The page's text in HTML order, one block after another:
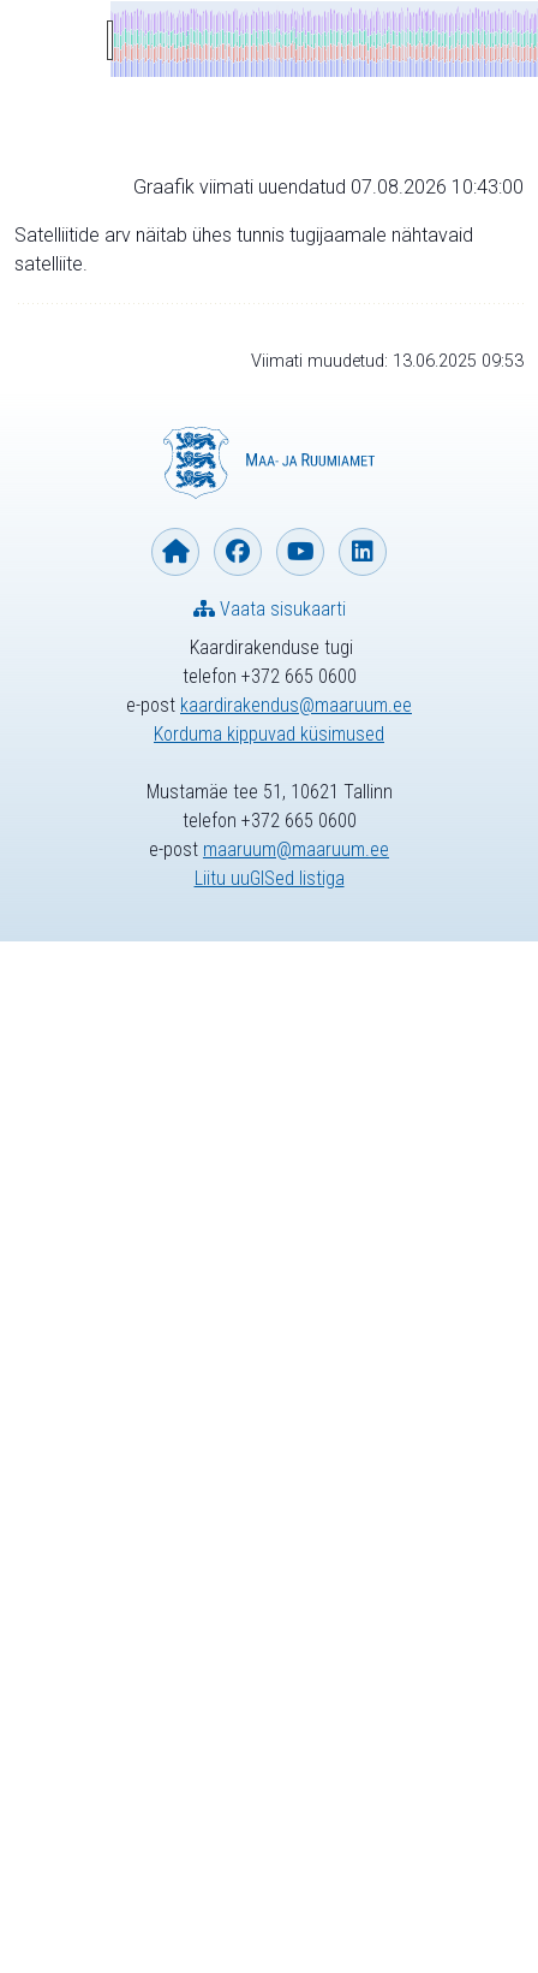
Graafik viimati uuendatud 07.08.2026 10:43:00
Satelliitide arv näitab ühes tunnis tugijaamale nähtavaid
satelliite.
Viimati muudetud: 13.06.2025 09:53
Kaardirakenduse tugi
telefon +372 665 0600
e-post kaardirakendus@maaruum.ee
Korduma kippuvad küsimused
Vaata sisukaarti
Mustamäe tee 51, 10621 Tallinn
telefon +372 665 0600
e-post maaruum@maaruum.ee
Liitu uuGISed listiga